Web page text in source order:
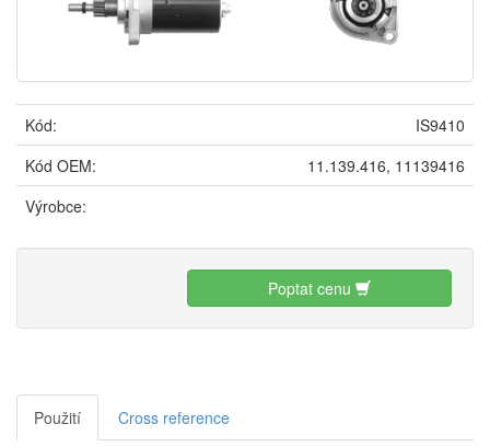
Kód:
IS9410
Kód OEM:
11.139.416, 11139416
Výrobce:
Poptat cenu
Použití Cross reference